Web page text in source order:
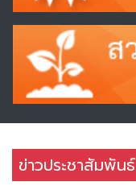
ข่าวประชาสัมพันธ์